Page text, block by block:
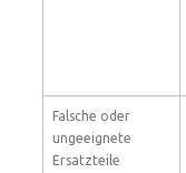
Falsche oder
ungeeignete
Ersatzteile